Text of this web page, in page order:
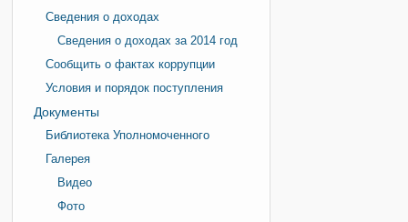
Сведения о доходах
Сведения о доходах за 2014 год
Сообщить о фактах коррупции
Условия и порядок поступления
Документы
Библиотека Уполномоченного
Галерея
Видео
Фото